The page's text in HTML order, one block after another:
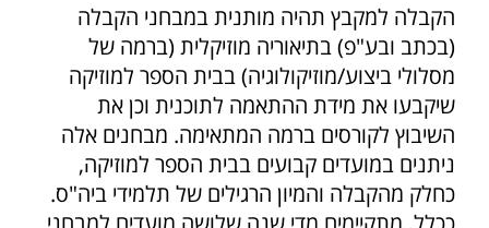
הקבלה למקבץ תהיה מותנית במבחני הקבלה
(בכתב ובע"פ) בתיאוריה מוזיקלית (ברמה של
מסלולי ביצוע/מוזיקולוגיה) בבית הספר למוזיקה
שיקבעו את מידת ההתאמה לתוכנית וכן את
השיבוץ לקורסים ברמה המתאימה. מבחנים אלה
ניתנים במועדים קבועים בבית הספר למוזיקה,
כחלק מהקבלה והמיון הרגילים של תלמידי ביה"ס.